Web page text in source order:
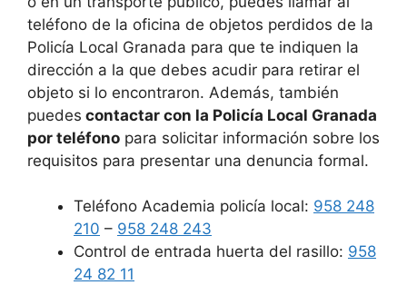
teléfono de la oficina de objetos perdidos de la
Policía Local Granada para que te indiquen la
dirección a la que debes acudir para retirar el
objeto si lo encontraron. Además, también
puedes contactar con la Policía Local Granada
por teléfono para solicitar información sobre los
requisitos para presentar una denuncia formal.
Teléfono Academia policía local: 958 248
210 – 958 248 243
Control de entrada huerta del rasillo: 958
24 82 11